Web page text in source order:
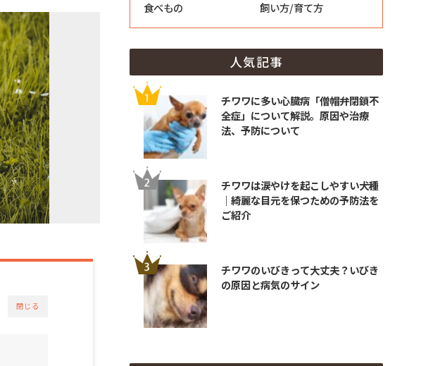
閉じる
食べもの
飼い方/育て方
人気記事
チワワに多い心臓病「僧帽弁閉鎖不
全症」について解説。原因や治療
法、予防について
チワワは涙やけを起こしやすい犬種
｜綺麗な目元を保つための予防法を
ご紹介
チワワのいびきって大丈夫？いびき
の原因と病気のサイン